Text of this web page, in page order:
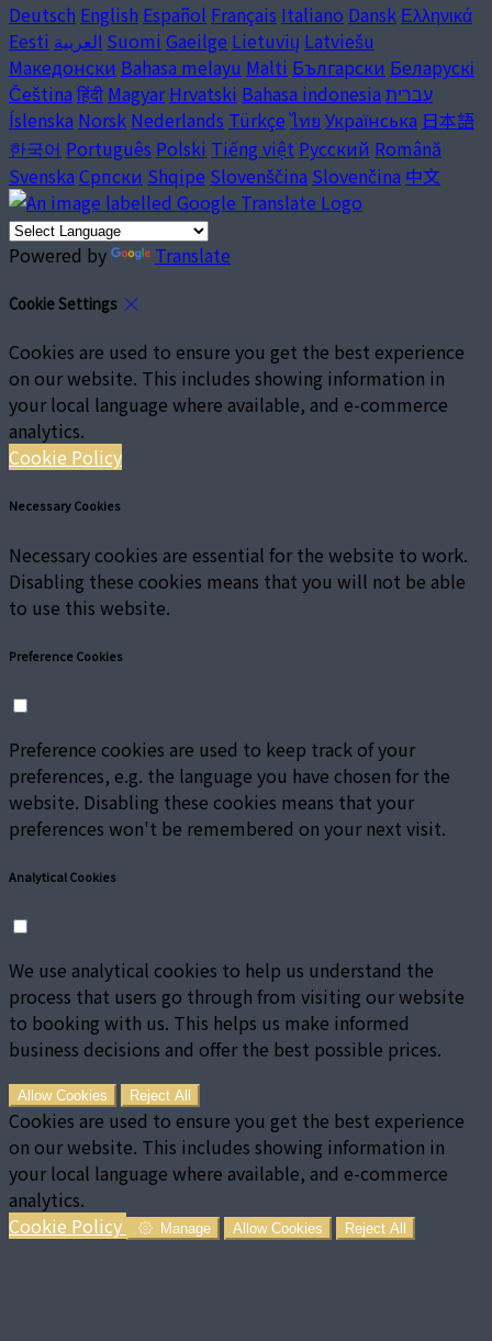
Deutsch English Español Français Italiano Dansk Ελληνικά
Eesti العربية Suomi Gaeilge Lietuvių Latviešu
Македонски Bahasa melayu Malti Български Беларускі
Čeština हिंदी Magyar Hrvatski Bahasa indonesia עברית
Íslenska Norsk Nederlands Türkçe ไทย Українська 日本語
한국어 Português Polski Tiếng việt Русский Română
Svenska Српски Shqipe Slovenščina Slovenčina 中文
Powered by Translate
Cookie Settings
Cookies are used to ensure you get the best experience
on our website. This includes showing information in
your local language where available, and e-commerce
analytics.
Cookie Policy
Necessary Cookies
Necessary cookies are essential for the website to work.
Disabling these cookies means that you will not be able
to use this website.
Preference Cookies
Preference cookies are used to keep track of your
preferences, e.g. the language you have chosen for the
website. Disabling these cookies means that your
preferences won't be remembered on your next visit.
Analytical Cookies
We use analytical cookies to help us understand the
process that users go through from visiting our website
to booking with us. This helps us make informed
business decisions and offer the best possible prices.
Allow Cookies Reject All
Cookies are used to ensure you get the best experience
on our website. This includes showing information in
your local language where available, and e-commerce
analytics.
Cookie Policy
Manage Allow Cookies Reject All